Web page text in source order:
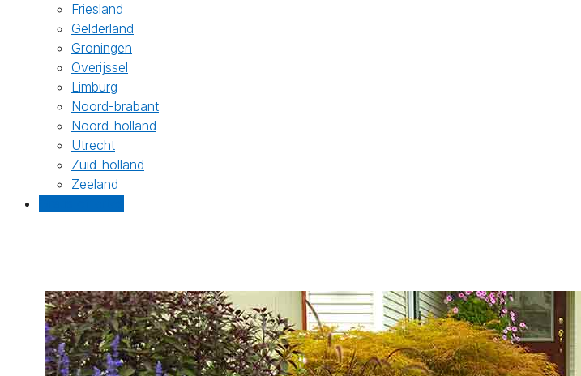
Friesland
Gelderland
Groningen
Overijssel
Limburg
Noord-brabant
Noord-holland
Utrecht
Zuid-holland
Zeeland